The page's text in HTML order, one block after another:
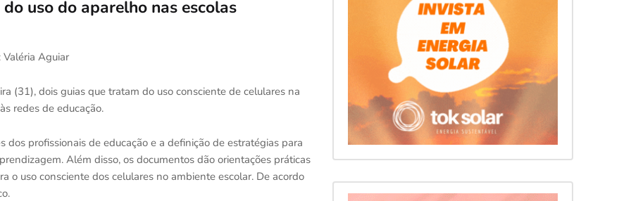
uso do aparelho nas escolas
Aguiar
(31), dois guias que tratam do uso consciente de celulares na
redes de educação.
profissionais de educação e a definição de estratégias para
Além disso, os documentos dão orientações práticas
o uso consciente dos celulares no ambiente escolar. De acordo